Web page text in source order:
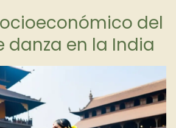
del
danza en la India